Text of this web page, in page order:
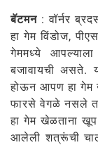
बॅटमन : वॉर्नर
हा गेम विंडोज,
गेममध्ये
बजावायची असते.
होऊन आपण हा गेम
फारसे वेगळे नसले
हा गेम खेळताना
आलेली शत्रूंची